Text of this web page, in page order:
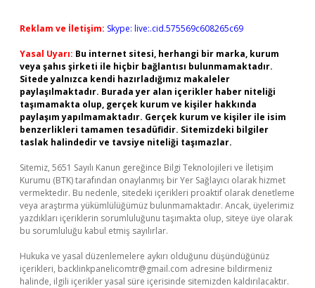
Reklam ve İletişim: Skype: live:.cid.575569c608265c69
Yasal Uyarı: Bu internet sitesi, herhangi bir marka, kurum
veya şahıs şirketi ile hiçbir bağlantısı bulunmamaktadır.
Sitede yalnızca kendi hazırladığımız makaleler
paylaşılmaktadır. Burada yer alan içerikler haber niteliği
taşımamakta olup, gerçek kurum ve kişiler hakkında
paylaşım yapılmamaktadır. Gerçek kurum ve kişiler ile isim
benzerlikleri tamamen tesadüfidir. Sitemizdeki bilgiler
taslak halindedir ve tavsiye niteliği taşımazlar.
Sitemiz, 5651 Sayılı Kanun gereğince Bilgi Teknolojileri ve İletişim
Kurumu (BTK) tarafından onaylanmış bir Yer Sağlayıcı olarak hizmet
vermektedir. Bu nedenle, sitedeki içerikleri proaktif olarak denetleme
veya araştırma yükümlülüğümüz bulunmamaktadır. Ancak, üyelerimiz
yazdıkları içeriklerin sorumluluğunu taşımakta olup, siteye üye olarak
bu sorumluluğu kabul etmiş sayılırlar.
Hukuka ve yasal düzenlemelere aykırı olduğunu düşündüğünüz
içerikleri, backlinkpanelicomtr@gmail.com adresine bildirmeniz
halinde, ilgili içerikler yasal süre içerisinde sitemizden kaldırılacaktır.